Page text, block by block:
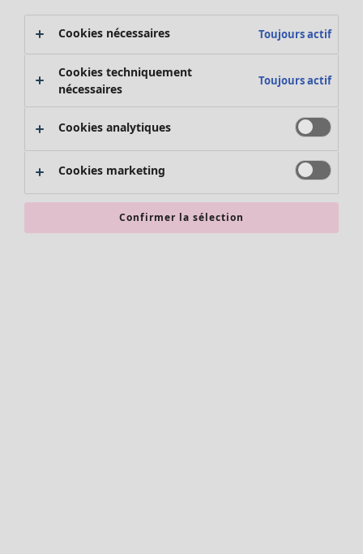
Promos SOLDES
Les promos de Gudrun Sjödén
Nouvel arrivage
Bonnes affaires en soldes - jusqu'à -70
Cookies nécessaires Toujours actif
Cookies techniquement
nécessaires
Toujours actif
Cookies analytiques
Cookies marketing
Confirmer la sélection